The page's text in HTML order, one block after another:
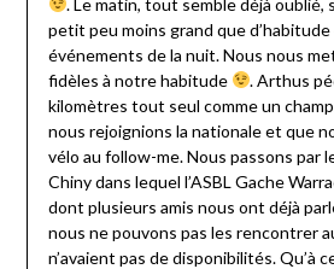
. Le matin, tout semble déjà oublié,
petit peu moins grand que
événements de la nuit. Nous nous
fidèles à notre habitude
. Arthus
kilomètres tout seul comme un
nous rejoignions la nationale et que
vélo au follow-me. Nous passons par
Chiny dans lequel l’ASBL Gache
dont plusieurs amis nous ont déjà
nous ne pouvons pas les rencontrer
n’avaient pas de disponibilités. Qu’à